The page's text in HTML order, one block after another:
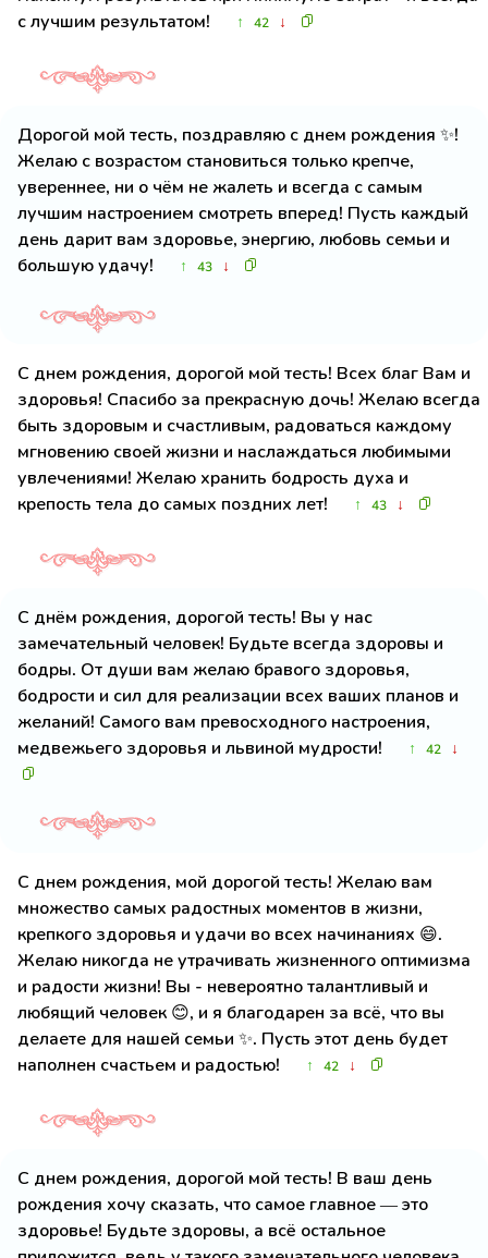
с лучшим результатом!
↑ 42 ↓
Дорогой мой тесть, поздравляю с днем рождения ✨!
Желаю с возрастом становиться только крепче,
увереннее, ни о чём не жалеть и всегда с самым
лучшим настроением смотреть вперед! Пусть каждый
день дарит вам здоровье, энергию, любовь семьи и
большую удачу!
↑ 43 ↓
С днем рождения, дорогой мой тесть! Всех благ Вам и
здоровья! Спасибо за прекрасную дочь! Желаю всегда
быть здоровым и счастливым, радоваться каждому
мгновению своей жизни и наслаждаться любимыми
увлечениями! Желаю хранить бодрость духа и
крепость тела до самых поздних лет!
↑ 43 ↓
С днём рождения, дорогой тесть! Вы у нас
замечательный человек! Будьте всегда здоровы и
бодры. От души вам желаю бравого здоровья,
бодрости и сил для реализации всех ваших планов и
желаний! Самого вам превосходного настроения,
медвежьего здоровья и львиной мудрости!
↑ 42 ↓
С днем рождения, мой дорогой тесть! Желаю вам
множество самых радостных моментов в жизни,
крепкого здоровья и удачи во всех начинаниях 😄.
Желаю никогда не утрачивать жизненного оптимизма
и радости жизни! Вы - невероятно талантливый и
любящий человек 😊, и я благодарен за всё, что вы
делаете для нашей семьи ✨. Пусть этот день будет
наполнен счастьем и радостью!
↑ 42 ↓
С днем рождения, дорогой мой тесть! В ваш день
рождения хочу сказать, что самое главное — это
здоровье! Будьте здоровы, а всё остальное